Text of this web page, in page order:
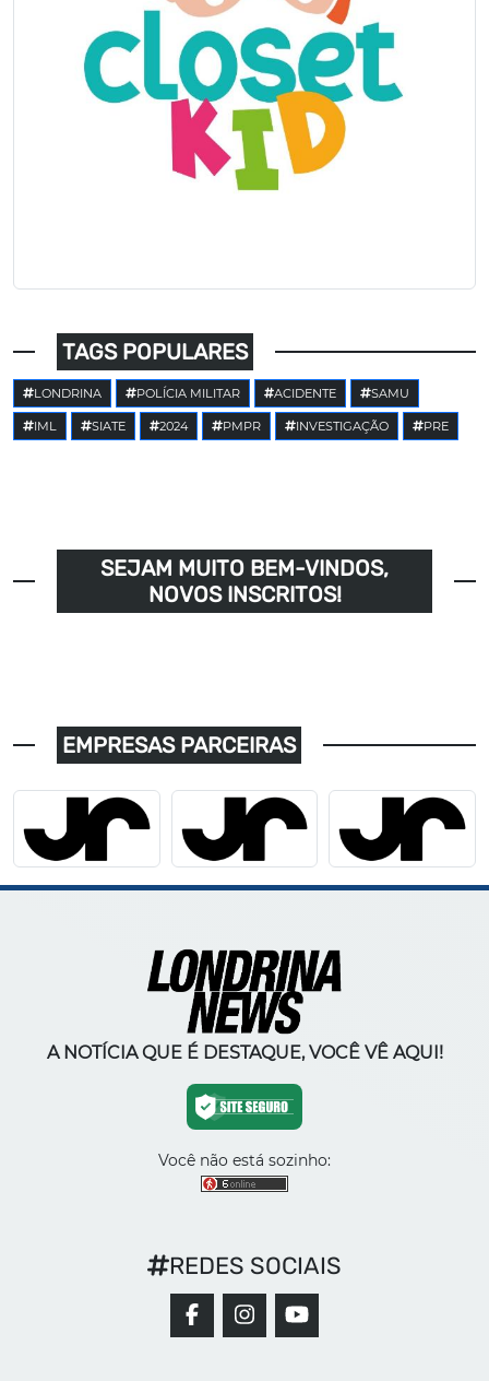
TAGS POPULARES
LONDRINA POLÍCIA MILITAR ACIDENTE SAMU
IML SIATE 2024 PMPR INVESTIGAÇÃO PRE
SEJAM MUITO BEM-VINDOS,
NOVOS INSCRITOS!
EMPRESAS PARCEIRAS
A NOTÍCIA QUE É DESTAQUE, VOCÊ VÊ AQUI!
Você não está sozinho:
REDES SOCIAIS